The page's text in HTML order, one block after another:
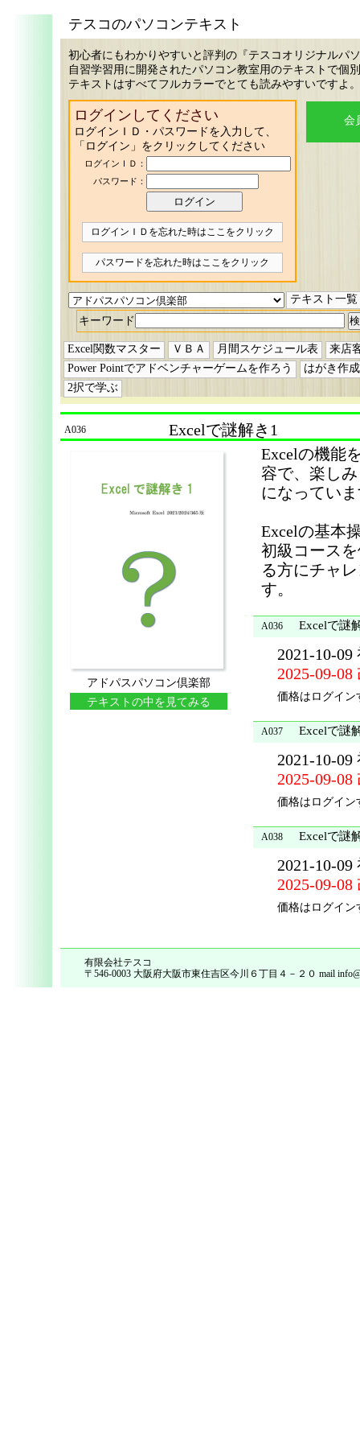
テスコのパソコンテキスト
初心者にもわかりやすいと評判の『テスコオリジナルパ
自習学習用に開発されたパソコン教室用のテキストで個
テキストはすべてフルカラーでとても読みやすいですよ。
ログインしてください
ログインＩＤ・パスワードを入力して、
「ログイン」をクリックしてください
ログインＩＤ：
パスワード：
ログインＩＤを忘れた時はここをクリック
パスワードを忘れた時はここをクリック
会
テキスト一覧
キーワード
Excel関数マスター ＶＢＡ 月間スケジュール表
来店
Power Pointでアドベンチャーゲームを作ろう
はがき作成
2択で学ぶ
A036 Excelで謎解き1
アドパスパソコン倶楽部
テキストの中を見てみる
Excelの機能
容で、楽し
になってい
Excelの基本
初級コース
る方にチャ
す。
A036 Excelで謎
2021-10-09
2025-09-08
価格はログイン
A037 Excelで謎
2021-10-09
2025-09-08
価格はログイン
A038 Excelで謎
2021-10-09
2025-09-08
価格はログイン
有限会社テスコ
〒546-0003 大阪府大阪市東住吉区今川６丁目４－２０ mail